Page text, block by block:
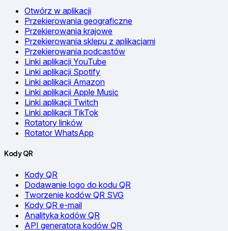
Otwórz w aplikacji
Przekierowania geograficzne
Przekierowania krajowe
Przekierowania sklepu z aplikacjami
Przekierowania podcastów
Linki aplikacji YouTube
Linki aplikacji Spotify
Linki aplikacji Amazon
Linki aplikacji Apple Music
Linki aplikacji Twitch
Linki aplikacji TikTok
Rotatory linków
Rotator WhatsApp
Kody QR
Kody QR
Dodawanie logo do kodu QR
Tworzenie kodów QR SVG
Kody QR e-mail
Analityka kodów QR
API generatora kodów QR